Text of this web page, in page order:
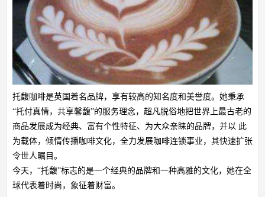
托馥咖啡是英国着名品牌，享有较高的知名度和美誉度。她秉承
“托付真情，共享馨馥”的服务理念，超凡脱俗地把世界上最古老的
商品发展成为经典、富有个性特征、为大众亲睐的品牌，并以 此
为载体，倾情传播咖啡文化，全力发展咖啡连锁事业，其快速扩张
令世人瞩目。
今天，“托馥”标志的是一个经典的品牌和一种高雅的文化，她在全
球代表着时尚，象征着财富。